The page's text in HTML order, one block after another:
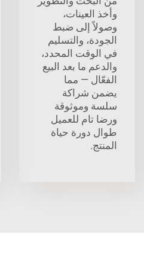
وأخذ العينات،
وصولاً إلى ضبط
الجودة، والتسليم
في الوقت المحدد،
والدعم ما بعد البيع
الفعّال — مما
يضمن شراكة
سلسة وموثوقة
ورضا تام للعميل
طوال دورة حياة
المنتج.